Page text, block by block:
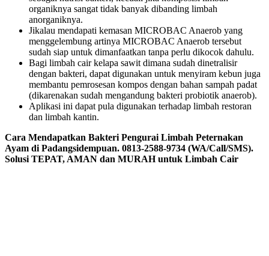
organiknya sangat tidak banyak dibanding limbah
anorganiknya.
Jikalau mendapati kemasan MICROBAC Anaerob yang
menggelembung artinya MICROBAC Anaerob tersebut
sudah siap untuk dimanfaatkan tanpa perlu dikocok dahulu.
Bagi limbah cair kelapa sawit dimana sudah dinetralisir
dengan bakteri, dapat digunakan untuk menyiram kebun juga
membantu pemrosesan kompos dengan bahan sampah padat
(dikarenakan sudah mengandung bakteri probiotik anaerob).
Aplikasi ini dapat pula digunakan terhadap limbah restoran
dan limbah kantin.
Cara Mendapatkan Bakteri Pengurai Limbah Peternakan
Ayam di Padangsidempuan. 0813-2588-9734 (WA/Call/SMS).
Solusi TEPAT, AMAN dan MURAH untuk Limbah Cair